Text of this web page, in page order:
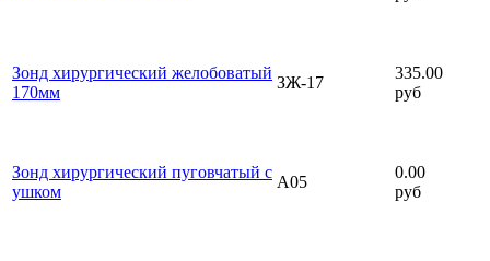
Зонд хирургический желобоватый
170мм
ЗЖ-17
335.00
руб
Зонд хирургический пуговчатый с
ушком
A05
0.00
руб